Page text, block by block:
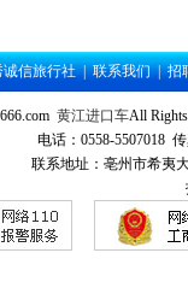
信旅行社|联系我们|招
黄江进口车All
电话：0558-5507018
联系地址：亳州市希夷